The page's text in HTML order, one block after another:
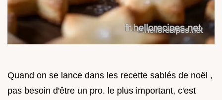
Quand on se lance dans les recette sablés de noël ,
pas besoin d'être un pro. le plus important, c'est